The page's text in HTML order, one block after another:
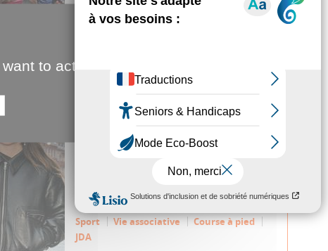
Sport Course à pied
21.01.2026
Solidarité féminine dans
l’effort
Trois collectifs amiénois proposent
aux femmes adeptes du running de
pratiquer leur sport du même pas.
Sport Vie associative
Course à pied
JDA
to activate